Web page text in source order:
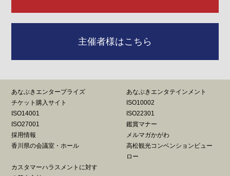
主催者様はこちら
あなぶきエンタープライズ
あなぶきエンタテインメント
チケット購入サイト
ISO10002
ISO14001
ISO22301
ISO27001
鑑賞マナー
採用情報
メルマガかがわ
香川県の会議室・ホール
高松観光コンベンションビュー
ロー
カスタマーハラスメントに対す